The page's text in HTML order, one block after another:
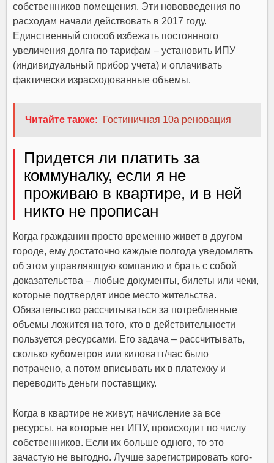
собственников помещения. Эти нововведения по
расходам начали действовать в 2017 году.
Единственный способ избежать постоянного
увеличения долга по тарифам – установить ИПУ
(индивидуальный прибор учета) и оплачивать
фактически израсходованные объемы.
Читайте также: Гостиничная 10а реновация
Придется ли платить за
коммуналку, если я не
проживаю в квартире, и в ней
никто не прописан
Когда гражданин просто временно живет в другом
городе, ему достаточно каждые полгода уведомлять
об этом управляющую компанию и брать с собой
доказательства – любые документы, билеты или чеки,
которые подтвердят иное место жительства.
Обязательство рассчитываться за потребленные
объемы ложится на того, кто в действительности
пользуется ресурсами. Его задача – рассчитывать,
сколько кубометров или киловатт/час было
потрачено, а потом вписывать их в платежку и
переводить деньги поставщику.
Когда в квартире не живут, начисление за все
ресурсы, на которые нет ИПУ, происходит по числу
собственников. Если их больше одного, то это
зачастую не выгодно. Лучше зарегистрировать кого-